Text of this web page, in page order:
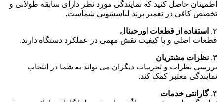
اطمینان حاصل کنید که نمایندگی مورد نظر دارای سابقه طولانی و
تخصص کافی در تعمیر برند لباسشویی شماست.
۲.
استفاده از قطعات اورجینال
قطعات اصلی و با کیفیت نقش مهمی در عملکرد دستگاه دارند.
۳. نظرات مشتریان
بررسی نظرات و تجربیات دیگران می تواند به شما در انتخاب
نمایندگی معتبر کمک کند.
۴. گارانتی خدمات